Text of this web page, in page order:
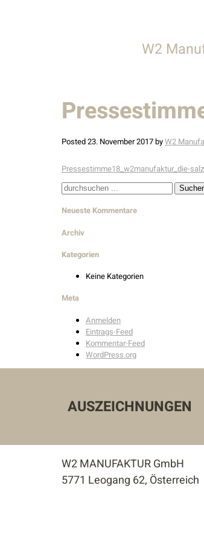
W2
Team
Posted23. November 2017byW2
Pressestimme18_w2manufaktur_die-
Suche
Neueste Kommentare
Archiv
Kategorien
Keine Kategorien
Meta
Anmelden
Eintrags-Feed
Kommentar-Feed
WordPress.org
AUSZEICHNUNGEN
W2 MANUFAKTUR GmbH
5771 Leogang 62, Österreich